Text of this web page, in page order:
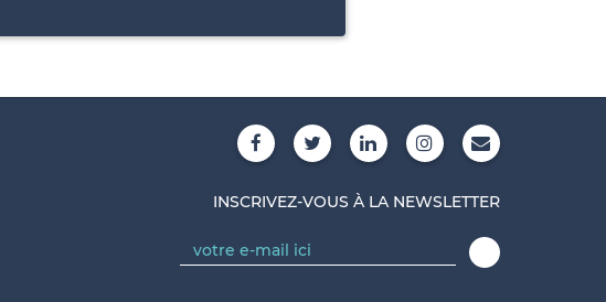
INSCRIVEZ-VOUS À LA NEWSLETTER